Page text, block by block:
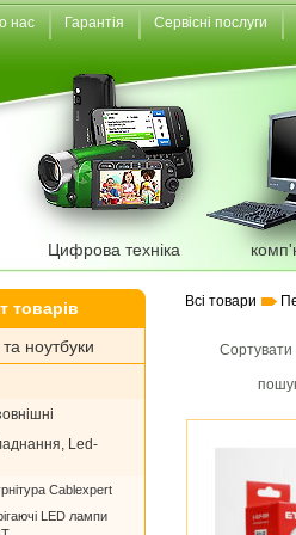
нас Гарантія Сервісні послуги
Цифрова техніка
товарів
ноутбуки
Led-
Cablexpert
LED лампи
Всі товари
Сортувати